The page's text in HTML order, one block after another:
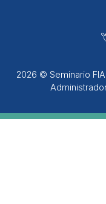
2026 © Seminario